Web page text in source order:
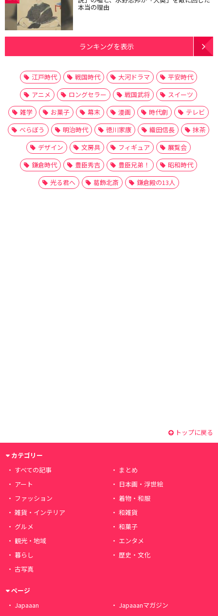
本当の理由
ランキングを表示
江戸時代 戦国時代 大河ドラマ
平安時代
アニメ
ロングセラー 戦国武将
スイーツ
雑学
お菓子 幕末 漫画 時代劇
テレビ
べらぼう
明治時代 徳川家康 織田信長
抹茶
デザイン
文房具 フィギュア
展覧会
鎌倉時代
豊臣秀吉 豊臣兄弟！
昭和時代
光る君へ
葛飾北斎 鎌倉殿の13人
トップに戻る
カテゴリー
すべての記事
まとめ
アート
日本画・浮世絵
ファッション
着物・和服
雑貨・インテリア
和雑貨
グルメ
和菓子
観光・地域
エンタメ
暮らし
歴史・文化
古写真
ページ
Japaaan
Japaaanマガジン